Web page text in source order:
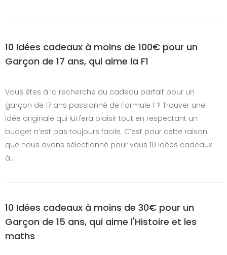
10 Idées cadeaux à moins de 100€ pour un
Garçon de 17 ans, qui aime la F1
Vous êtes à la recherche du cadeau parfait pour un
garçon de 17 ans passionné de Formule 1 ? Trouver une
idée originale qui lui fera plaisir tout en respectant un
budget n’est pas toujours facile. C’est pour cette raison
que nous avons sélectionné pour vous 10 idées cadeaux
à…
10 Idées cadeaux à moins de 30€ pour un
Garçon de 15 ans, qui aime l'Histoire et les
maths